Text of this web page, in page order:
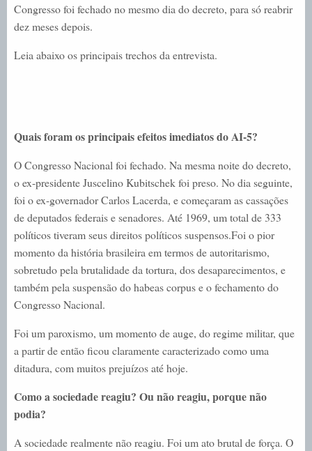
Congresso foi fechado no mesmo dia do decreto, para só reabrir
dez meses depois.
Leia abaixo os principais trechos da entrevista.
Quais foram os principais efeitos imediatos do AI-5?
O Congresso Nacional foi fechado. Na mesma noite do decreto,
o ex-presidente Juscelino Kubitschek foi preso. No dia seguinte,
foi o ex-governador Carlos Lacerda, e começaram as cassações
de deputados federais e senadores. Até 1969, um total de 333
políticos tiveram seus direitos políticos suspensos.Foi o pior
momento da história brasileira em termos de autoritarismo,
sobretudo pela brutalidade da tortura, dos desaparecimentos, e
também pela suspensão do habeas corpus e o fechamento do
Congresso Nacional.
Foi um paroxismo, um momento de auge, do regime militar, que
a partir de então ficou claramente caracterizado como uma
ditadura, com muitos prejuízos até hoje.
Como a sociedade reagiu? Ou não reagiu, porque não
podia?
A sociedade realmente não reagiu. Foi um ato brutal de força. O